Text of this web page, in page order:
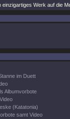
einzigartiges Werk auf die
im Duett
Albumvorbote
(Katatonia)
samt Video